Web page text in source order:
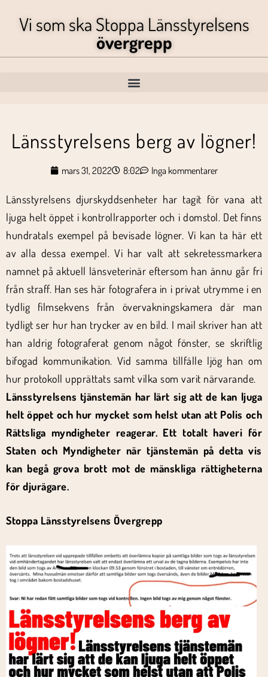
Vi som ska Stoppa Länsstyrelsens
övergrepp
Länsstyrelsens berg av lögner!
mars 31, 2022 8:02 Inga kommentarer
Länsstyrelsens djurskyddsenheter har tagit för vana att
ljuga helt öppet i kontrollrapporter och i domstol. Det finns
hundratals exempel på bevisade lögner. Vi kan ta här ett
av alla dessa exempel. Vi har valt att sekretessmarkera
namnet på aktuell länsveterinär eftersom han ännu går fri
från straff. Han ses här fotografera in i privat utrymme i en
tydlig filmsekvens från övervakningskamera där man
tydligt ser hur han trycker av en bild. I mail skriver han att
han aldrig fotograferat genom något fönster, se skriftlig
bifogad kommunikation. Vid samma tillfälle ljög han om
hur protokoll upprättats samt vilka som varit närvarande.
Länsstyrelsens tjänstemän har lärt sig att de kan ljuga
helt öppet och hur mycket som helst utan att Polis och
Rättsliga myndigheter reagerar. Ett totalt haveri för
Staten och Myndigheter när tjänstemän på detta vis
kan begå grova brott mot de mänskliga rättigheterna
för djurägare.
Stoppa Länsstyrelsens Övergrepp